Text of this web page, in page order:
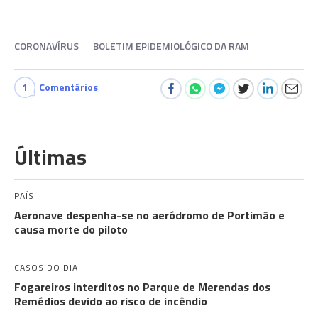
CORONAVÍRUS BOLETIM EPIDEMIOLÓGICO DA RAM
1 Comentários
Últimas
PAÍS
Aeronave despenha-se no aeródromo de Portimão e
causa morte do piloto
CASOS DO DIA
Fogareiros interditos no Parque de Merendas dos
Remédios devido ao risco de incêndio